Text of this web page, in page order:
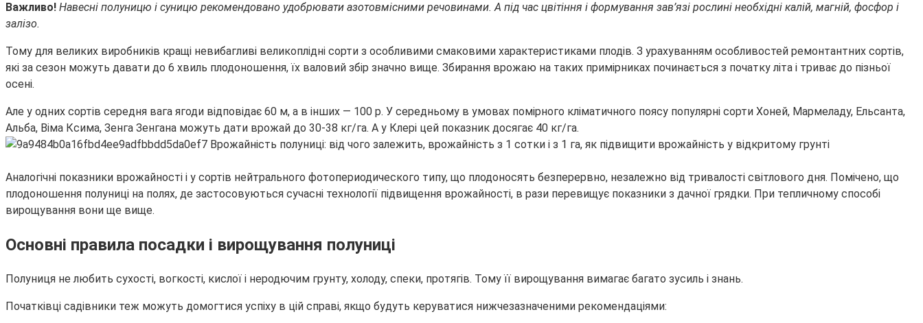
Важливо! Навесні полуницю і суницю рекомендовано удобрювати азотовмісними речовинами. А під час цвітіння і формування зав’язі рослині необхідні калій, магній, фосфор і
залізо.
Тому для великих виробників кращі невибагливі великоплідні сорти з особливими смаковими характеристиками плодів. З урахуванням особливостей ремонтантних сортів,
які за сезон можуть давати до 6 хвиль плодоношення, їх валовий збір значно вище. Збирання врожаю на таких примірниках починається з початку літа і триває до пізньої
осені.
Але у одних сортів середня вага ягоди відповідає 60 м, а в інших — 100 р. У середньому в умовах помірного кліматичного поясу популярні сорти Хоней, Мармеладу, Ельсанта,
Альба, Віма Ксима, Зенга Зенгана можуть дати врожай до 30-38 кг/га. А у Клері цей показник досягає 40 кг/га.
Аналогічні показники врожайності і у сортів нейтрального фотопериодического типу, що плодоносять безперервно, незалежно від тривалості світлового дня. Помічено, що
плодоношення полуниці на полях, де застосовуються сучасні технології підвищення врожайності, в рази перевищує показники з дачної грядки. При тепличному способі
вирощування вони ще вище.
Основні правила посадки і вирощування полуниці
Полуниця не любить сухості, вогкості, кислої і неродючим грунту, холоду, спеки, протягів. Тому її вирощування вимагає багато зусиль і знань.
Початківці садівники теж можуть домогтися успіху в цій справі, якщо будуть керуватися нижчезазначеними рекомендаціями: